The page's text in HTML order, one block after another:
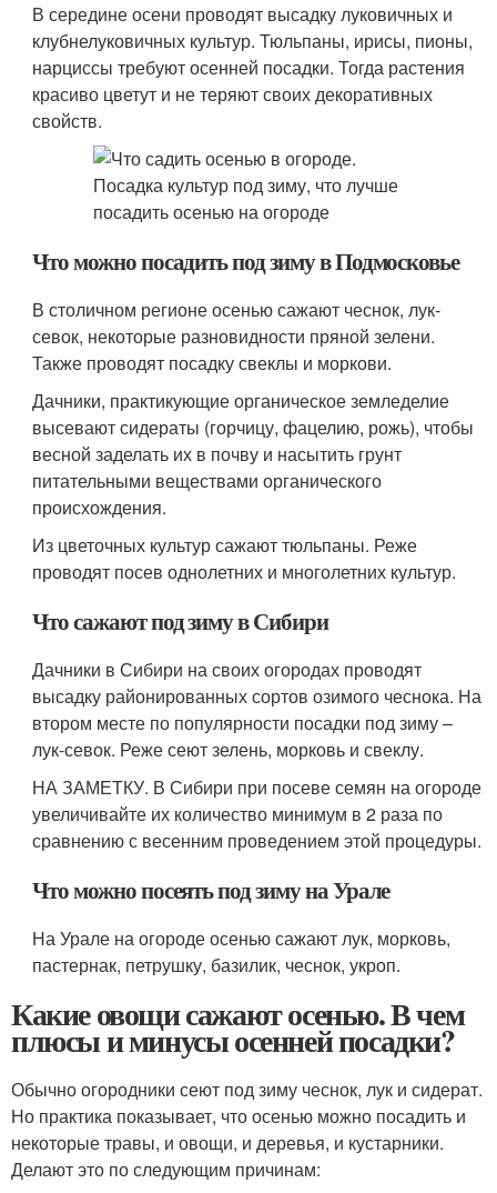
В середине осени проводят высадку луковичных и
клубнелуковичных культур. Тюльпаны, ирисы, пионы,
нарциссы требуют осенней посадки. Тогда растения
красиво цветут и не теряют своих декоративных
свойств.
Что можно посадить под зиму в Подмосковье
В столичном регионе осенью сажают чеснок, лук-
севок, некоторые разновидности пряной зелени.
Также проводят посадку свеклы и моркови.
Дачники, практикующие органическое земледелие
высевают сидераты (горчицу, фацелию, рожь), чтобы
весной заделать их в почву и насытить грунт
питательными веществами органического
происхождения.
Из цветочных культур сажают тюльпаны. Реже
проводят посев однолетних и многолетних культур.
Что сажают под зиму в Сибири
Дачники в Сибири на своих огородах проводят
высадку районированных сортов озимого чеснока. На
втором месте по популярности посадки под зиму –
лук-севок. Реже сеют зелень, морковь и свеклу.
НА ЗАМЕТКУ. В Сибири при посеве семян на огороде
увеличивайте их количество минимум в 2 раза по
сравнению с весенним проведением этой процедуры.
Что можно посеять под зиму на Урале
На Урале на огороде осенью сажают лук, морковь,
пастернак, петрушку, базилик, чеснок, укроп.
Какие овощи сажают осенью. В чем
плюсы и минусы осенней посадки?
Обычно огородники сеют под зиму чеснок, лук и сидерат.
Но практика показывает, что осенью можно посадить и
некоторые травы, и овощи, и деревья, и кустарники.
Делают это по следующим причинам: